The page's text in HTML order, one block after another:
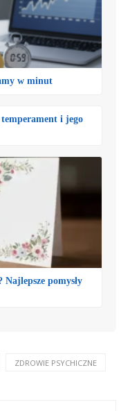
w minut
i jego
Najlepsze pomysły
ZDROWIE PSYCHICZNE